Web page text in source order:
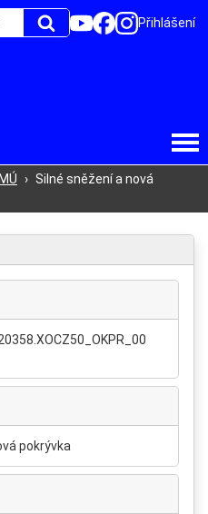
Přihlášení
› Silné sněžení a nová
pokrývka